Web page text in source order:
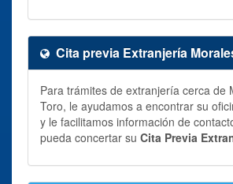
Cita previa Extranjería
Para trámites de extranjería cerca de
Toro, le ayudamos a encontrar su
y le facilitamos información de
pueda concertar su Cita Previa